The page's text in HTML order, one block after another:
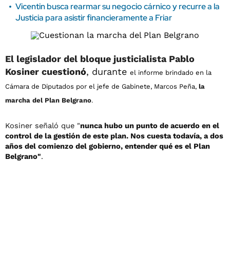
Vicentin busca rearmar su negocio cárnico y recurre a la
Justicia para asistir financieramente a Friar
El legislador del bloque justicialista Pablo
Kosiner cuestionó, durante el informe brindado en la
Cámara de Diputados por el jefe de Gabinete, Marcos Peña, la
marcha del Plan Belgrano.
Kosiner señaló que "nunca hubo un punto de acuerdo en el
control de la gestión de este plan. Nos cuesta todavía, a dos
años del comienzo del gobierno, entender qué es el Plan
Belgrano".